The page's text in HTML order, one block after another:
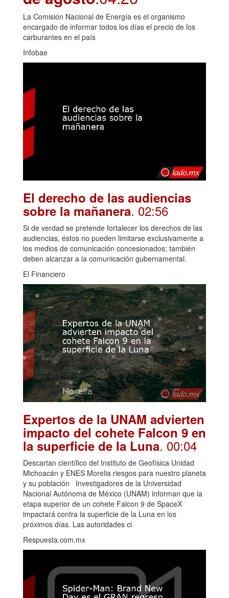
La Comisión Nacional de Energía es el organismo
encargado de informar todos los días el precio de los
carburantes en el país
Infobae
El derecho de las audiencias
sobre la mañanera. 02:56
Si de verdad se pretende fortalecer los derechos de las
audiencias, éstos no pueden limitarse exclusivamente a
los medios de comunicación concesionados; también
deben alcanzar a la comunicación gubernamental.
El Financiero
Expertos de la UNAM advierten
impacto del cohete Falcon 9 en
la superficie de la Luna. 00:04
Descartan científico del Instituto de Geofísica Unidad
Michoacán y ENES Morelia riesgos para nuestro planeta
y su población Investigadores de la Universidad
Nacional Autónoma de México (UNAM) informan que la
etapa superior de un cohete Falcon 9 de SpaceX
impactará contra la superficie de la Luna en los
próximos días. Las autoridades ci
Respuesta.com.mx